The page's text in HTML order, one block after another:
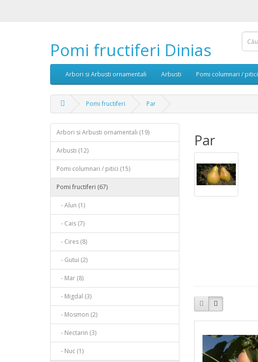
Pomi fructiferi Dinias
Arbori si Arbusti ornamentali Arbusti Pomi columnari / pitici
Pomi fructiferi Par
Arbori si Arbusti ornamentali (19)
Arbusti (12)
Pomi columnari / pitici (15)
Pomi fructiferi (67)
- Alun (1)
- Cais (7)
- Cires (8)
- Gutui (2)
- Mar (8)
- Migdal (3)
- Mosmon (2)
- Nectarin (3)
- Nuc (1)
Par